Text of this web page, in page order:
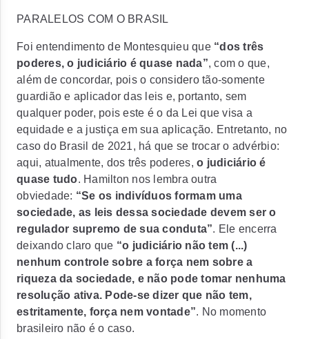
PARALELOS COM O BRASIL
Foi entendimento de Montesquieu que “dos três
poderes, o judiciário é quase nada”, com o que,
além de concordar, pois o considero tão-somente
guardião e aplicador das leis e, portanto, sem
qualquer poder, pois este é o da Lei que visa a
equidade e a justiça em sua aplicação. Entretanto, no
caso do Brasil de 2021, há que se trocar o advérbio:
aqui, atualmente, dos três poderes, o judiciário é
quase tudo. Hamilton nos lembra outra
obviedade: “Se os indivíduos formam uma
sociedade, as leis dessa sociedade devem ser o
regulador supremo de sua conduta”. Ele encerra
deixando claro que “o judiciário não tem (...)
nenhum controle sobre a força nem sobre a
riqueza da sociedade, e não pode tomar nenhuma
resolução ativa. Pode-se dizer que não tem,
estritamente, força nem vontade”. No momento
brasileiro não é o caso.